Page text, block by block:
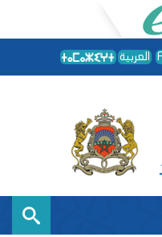
العربية